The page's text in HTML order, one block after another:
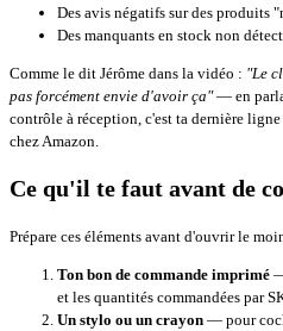
Des avis négatifs sur des produits
Des manquants en stock non
Comme le dit Jérôme dans la vidéo : "Le
pas forcément envie d'avoir ça"— en
contrôle à réception, c'est ta dernière
chez Amazon.
Ce qu'il te faut avant de
Prépare ces éléments avant d'ouvrir le
Ton bon de commande imprimé
et les quantités commandées par
Un stylo ou un crayon — pour